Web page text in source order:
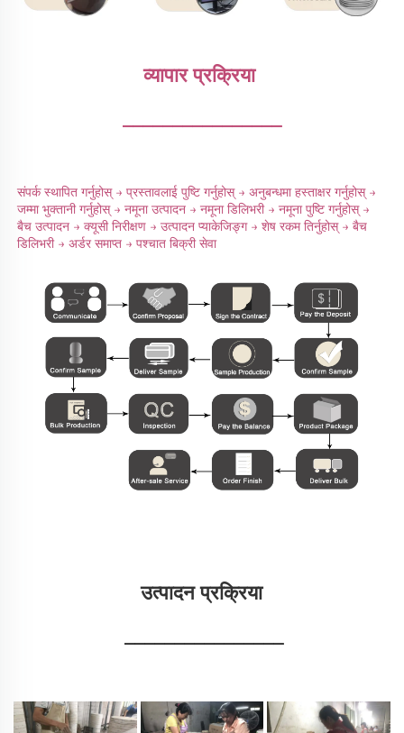
व्यापार प्रक्रिया
________________
संपर्क स्थापित गर्नुहोस् → प्रस्तावलाई पुष्टि गर्नुहोस् → अनुबन्धमा हस्ताक्षर गर्नुहोस् →
जम्मा भुक्तानी गर्नुहोस् → नमूना उत्पादन → नमूना डिलिभरी → नमूना पुष्टि गर्नुहोस् →
बैच उत्पादन → क्यूसी निरीक्षण → उत्पादन प्याकेजिङ्ग → शेष रकम तिर्नुहोस् → बैच
डिलिभरी → अर्डर समाप्त → पश्चात बिक्री सेवा
उत्पादन प्रक्रिया
________________